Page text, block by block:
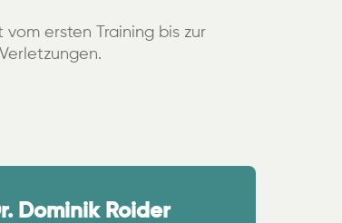
ersten Training bis zur
Dominik Roider